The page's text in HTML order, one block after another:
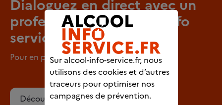
Dialoguez en direct avec un
professionnel d’Alcool info
service
Pour en parler en tout anonymat
Découvrez le chat
Sur alcool-info-service.fr, nous
utilisons des cookies et d’autres
traceurs pour optimiser nos
campagnes de prévention.